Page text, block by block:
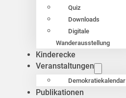
Quiz
Downloads
Digitale
Wanderausstellung
Kinderecke
Veranstaltungen
Demokratiekalendar
Publikationen